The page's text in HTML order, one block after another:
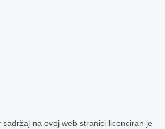
sadržaj na ovoj web stranici licenciran je